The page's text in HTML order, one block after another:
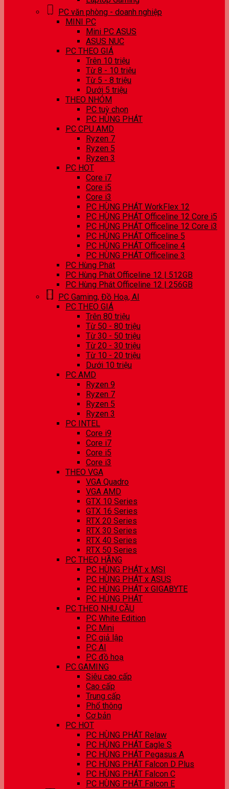
PC văn phòng - doanh nghiệp
MINI PC
Mini PC ASUS
ASUS NUC
PC THEO GIÁ
Trên 10 triệu
Từ 8 - 10 triệu
Từ 5 - 8 triệu
Dưới 5 triệu
THEO NHÓM
PC tuỳ chọn
PC HÙNG PHÁT
PC CPU AMD
Ryzen 7
Ryzen 5
Ryzen 3
PC HOT
Core i7
Core i5
Core i3
PC HÙNG PHÁT WorkFlex 12
PC HÙNG PHÁT Officeline 12 Core i5
PC HÙNG PHÁT Officeline 12 Core i3
PC HÙNG PHÁT Officeline 5
PC HÙNG PHÁT Officeline 4
PC HÙNG PHÁT Officeline 3
PC Hùng Phát
PC Hùng Phát Officeline 12 | 512GB
PC Hùng Phát Officeline 12 | 256GB
PC Gaming, Đồ Hoạ, AI
PC THEO GIÁ
Trên 80 triệu
Từ 50 - 80 triệu
Từ 30 - 50 triệu
Từ 20 - 30 triệu
Từ 10 - 20 triệu
Dưới 10 triệu
PC AMD
Ryzen 9
Ryzen 7
Ryzen 5
Ryzen 3
PC INTEL
Core i9
Core i7
Core i5
Core i3
THEO VGA
VGA Quadro
VGA AMD
GTX 10 Series
GTX 16 Series
RTX 20 Series
RTX 30 Series
RTX 40 Series
RTX 50 Series
PC THEO HÃNG
PC HÙNG PHÁT x MSI
PC HÙNG PHÁT x ASUS
PC HÙNG PHÁT x GIGABYTE
PC HÙNG PHÁT
PC THEO NHU CẦU
PC White Edition
PC Mini
PC giả lập
PC AI
PC đồ hoạ
PC GAMING
Siêu cao cấp
Cao cấp
Trung cấp
Phổ thông
Cơ bản
PC HOT
PC HÙNG PHÁT Relaw
PC HÙNG PHÁT Eagle S
PC HÙNG PHÁT Pegasus A
PC HÙNG PHÁT Falcon D Plus
PC HÙNG PHÁT Falcon C
PC HÙNG PHÁT Falcon E